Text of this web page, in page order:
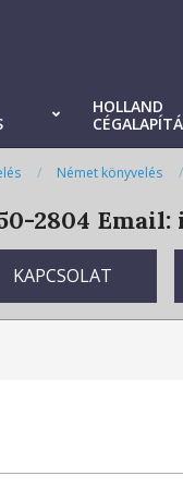
HOLLAND
Német könyvelés
2804 Email:
KAPCSOLAT